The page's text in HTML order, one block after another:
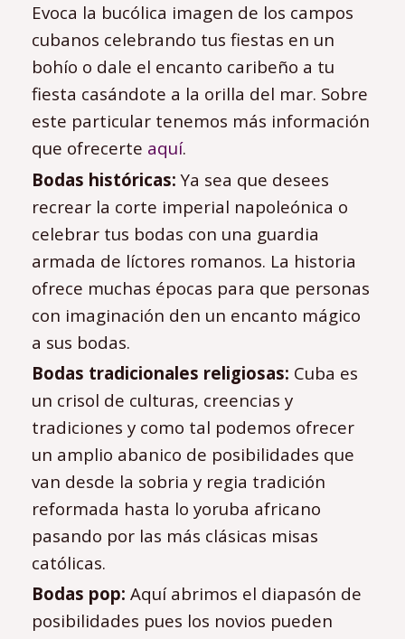
Evoca la bucólica imagen de los campos
cubanos celebrando tus fiestas en un
bohío o dale el encanto caribeño a tu
fiesta casándote a la orilla del mar. Sobre
este particular tenemos más información
que ofrecerte aquí.
Bodas históricas: Ya sea que desees
recrear la corte imperial napoleónica o
celebrar tus bodas con una guardia
armada de líctores romanos. La historia
ofrece muchas épocas para que personas
con imaginación den un encanto mágico
a sus bodas.
Bodas tradicionales religiosas: Cuba es
un crisol de culturas, creencias y
tradiciones y como tal podemos ofrecer
un amplio abanico de posibilidades que
van desde la sobria y regia tradición
reformada hasta lo yoruba africano
pasando por las más clásicas misas
católicas.
Bodas pop: Aquí abrimos el diapasón de
posibilidades pues los novios pueden